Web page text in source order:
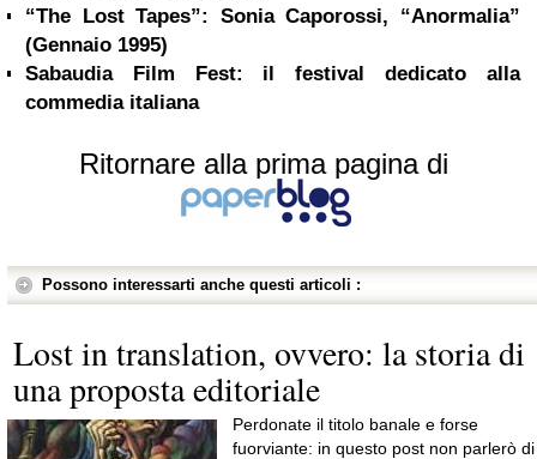
“The Lost Tapes”: Sonia Caporossi, “Anormalia”
(Gennaio 1995)
Sabaudia Film Fest: il festival dedicato alla
commedia italiana
Ritornare alla prima pagina di
Possono interessarti anche questi articoli :
Lost in translation, ovvero: la storia di
una proposta editoriale
Perdonate il titolo banale e forse
fuorviante: in questo post non parlerò di